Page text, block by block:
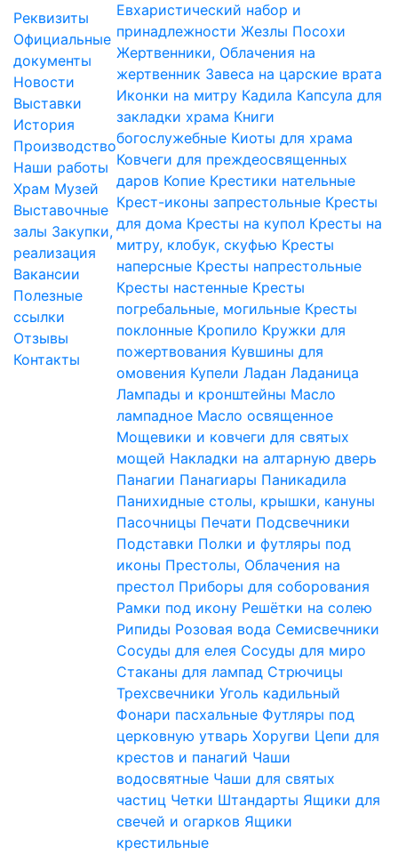
Реквизиты
Официальные
документы
Новости
Выставки
История
Производство
Наши работы
Храм Музей
Выставочные
залы Закупки,
реализация
Вакансии
Полезные
ссылки
Отзывы
Контакты
Евхаристический набор и
принадлежности Жезлы Посохи
Жертвенники, Облачения на
жертвенник Завеса на царские врата
Иконки на митру Кадила Капсула для
закладки храма Книги
богослужебные Киоты для храма
Ковчеги для преждеосвященных
даров Копие Крестики нательные
Крест-иконы запрестольные Кресты
для дома Кресты на купол Кресты на
митру, клобук, скуфью Кресты
наперсные Кресты напрестольные
Кресты настенные Кресты
погребальные, могильные Кресты
поклонные Кропило Кружки для
пожертвования Кувшины для
омовения Купели Ладан Ладаница
Лампады и кронштейны Масло
лампадное Масло освященное
Мощевики и ковчеги для святых
мощей Накладки на алтарную дверь
Панагии Панагиары Паникадила
Панихидные столы, крышки, кануны
Пасочницы Печати Подсвечники
Подставки Полки и футляры под
иконы Престолы, Облачения на
престол Приборы для соборования
Рамки под икону Решётки на солею
Рипиды Розовая вода Семисвечники
Сосуды для елея Сосуды для миро
Стаканы для лампад Стрючицы
Трехсвечники Уголь кадильный
Фонари пасхальные Футляры под
церковную утварь Хоругви Цепи для
крестов и панагий Чаши
водосвятные Чаши для святых
частиц Четки Штандарты Ящики для
свечей и огарков Ящики
крестильные